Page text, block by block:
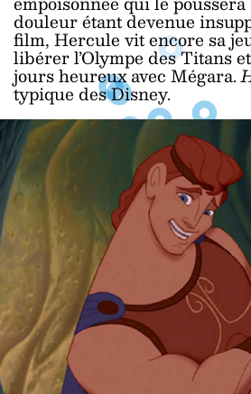
douleur étant devenue
film, Hercule vit encore sa
libérer l’Olympe des Titans
jours heureux avec Mégara.
typique des Disney.